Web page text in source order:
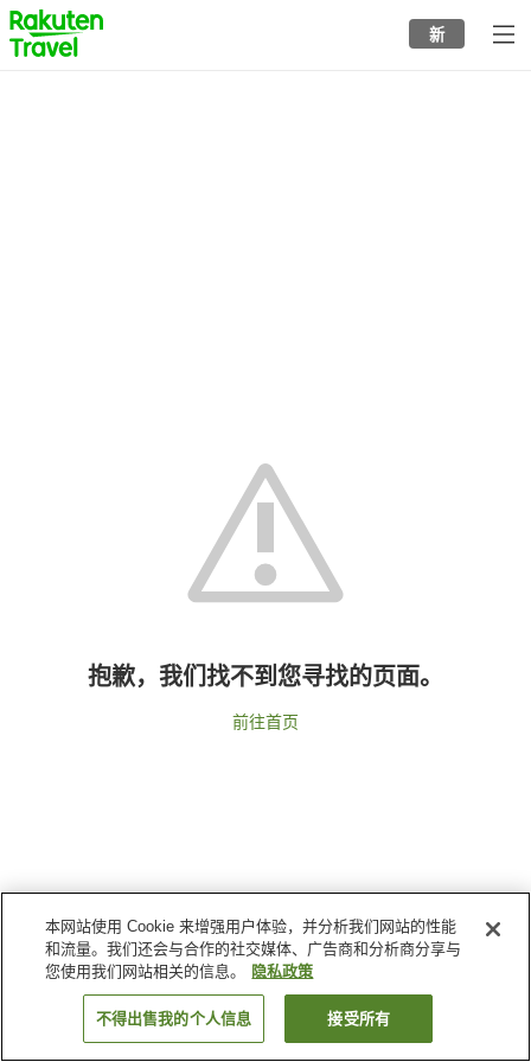
to
top
page
新
抱歉，我们找不到您寻找的页面。
前往首页
本网站使用 Cookie 来增强用户体验，并分析我们网站的性能
和流量。我们还会与合作的社交媒体、广告商和分析商分享与
您使用我们网站相关的信息。
隐私政策
不得出售我的个人信息 接受所有